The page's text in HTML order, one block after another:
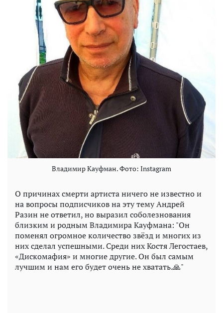
Владимир Кауфман. Фото: Instagram
О причинах смерти артиста ничего не известно и
на вопросы подписчиков на эту тему Андрей
Разин не ответил, но выразил соболезнования
близким и родным Владимира Кауфмана: "Он
поменял огромное количество звёзд и многих из
них сделал успешными. Среди них Костя Легостаев,
«Дискомафия» и многие другие. Он был самым
лучшим и нам его будет очень не хватать.🙏"